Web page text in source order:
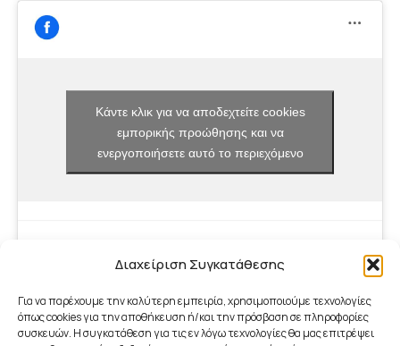
Διαχείριση Συγκατάθεσης
Για να παρέχουμε την καλύτερη εμπειρία, χρησιμοποιούμε τεχνολογίες
όπως cookies για την αποθήκευση ή/και την πρόσβαση σε πληροφορίες
συσκευών. Η συγκατάθεση για τις εν λόγω τεχνολογίες θα μας επιτρέψει
Κάντε κλικ για να αποδεχτείτε cookies
εμπορικής προώθησης και να
ενεργοποιήσετε αυτό το περιεχόμενο